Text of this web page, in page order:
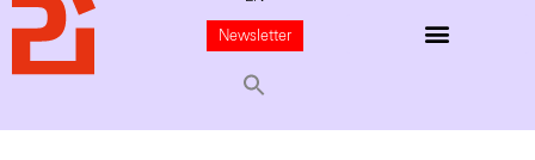
Newsletter